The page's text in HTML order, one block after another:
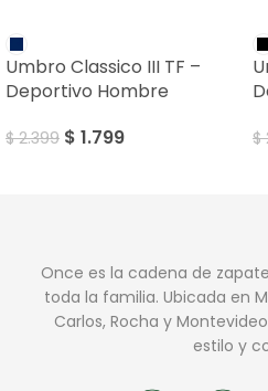
Umbro Classico III TF –
Deportivo Hombre
$2.399 $ 1.799 $
Once es la cadena de
toda la familia. Ubicada en
Carlos, Rocha y
estilo y